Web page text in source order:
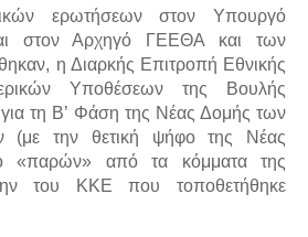
ερωτήσεων στον Υπουργό
στον Αρχηγό ΓΕΕΘΑ και των
η Διαρκής Επιτροπή Εθνικής
Υποθέσεων της Βουλής
τη Β’ Φάση της Νέας Δομής των
(με την θετική ψήφο της Νέας
«παρών» από τα κόμματα της
του ΚΚΕ που τοποθετήθηκε